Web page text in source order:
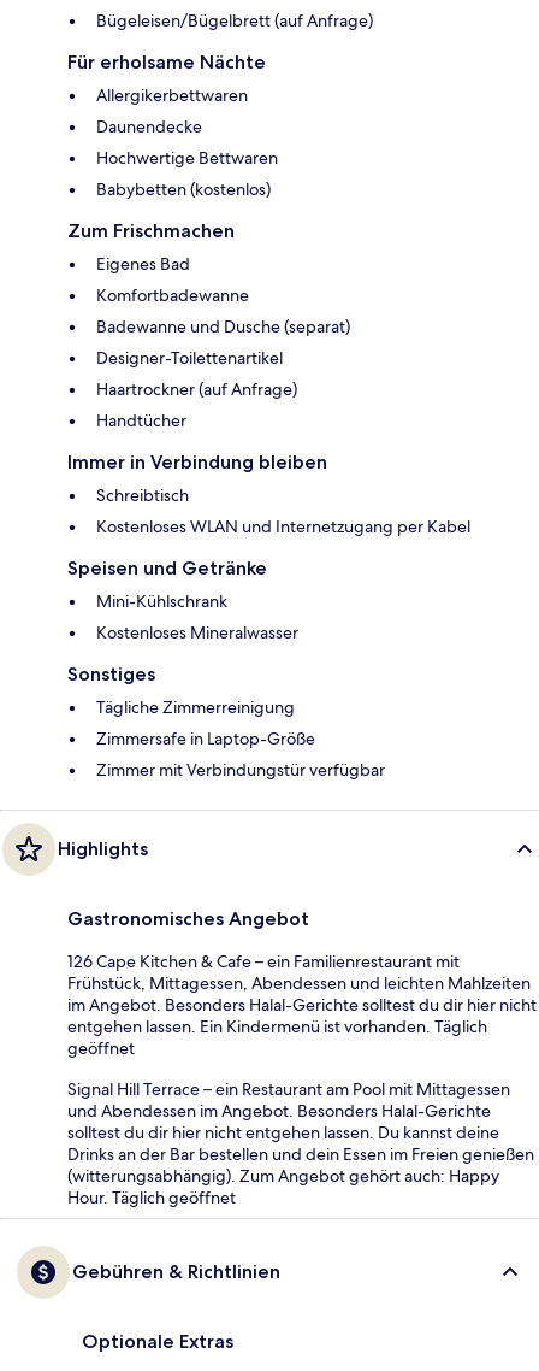
Bügeleisen/Bügelbrett (auf Anfrage)
Für erholsame Nächte
Allergikerbettwaren
Daunendecke
Hochwertige Bettwaren
Babybetten (kostenlos)
Zum Frischmachen
Eigenes Bad
Komfortbadewanne
Badewanne und Dusche (separat)
Designer-Toilettenartikel
Haartrockner (auf Anfrage)
Handtücher
Immer in Verbindung bleiben
Schreibtisch
Kostenloses WLAN und Internetzugang per Kabel
Speisen und Getränke
Mini-Kühlschrank
Kostenloses Mineralwasser
Sonstiges
Tägliche Zimmerreinigung
Zimmersafe in Laptop-Größe
Zimmer mit Verbindungstür verfügbar
Highlights
Gastronomisches Angebot
126 Cape Kitchen & Cafe – ein Familienrestaurant mit
Frühstück, Mittagessen, Abendessen und leichten Mahlzeiten
im Angebot. Besonders Halal-Gerichte solltest du dir hier nicht
entgehen lassen. Ein Kindermenü ist vorhanden. Täglich
geöffnet
Signal Hill Terrace – ein Restaurant am Pool mit Mittagessen
und Abendessen im Angebot. Besonders Halal-Gerichte
solltest du dir hier nicht entgehen lassen. Du kannst deine
Drinks an der Bar bestellen und dein Essen im Freien genießen
(witterungsabhängig). Zum Angebot gehört auch: Happy
Hour. Täglich geöffnet
Gebühren & Richtlinien
Optionale Extras